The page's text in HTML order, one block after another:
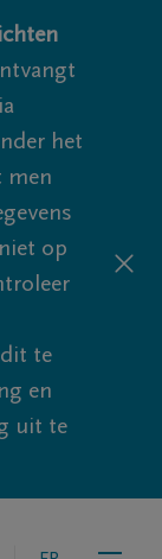
het
men
op
te
en
uit te